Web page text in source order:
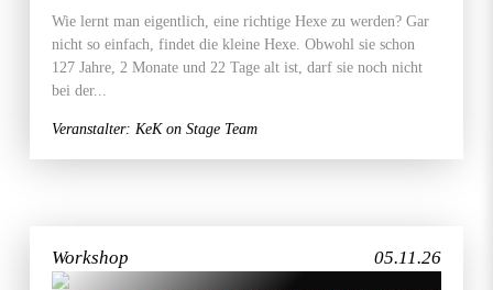
Wie lernt man eigentlich, eine richtige Hexe zu werden? Gar
nicht so einfach, findet die kleine Hexe. Obwohl sie schon
127 Jahre, 2 Monate und 22 Tage alt ist, darf sie noch nicht
bei der...
Veranstalter: KeK on Stage Team
05.11.26
Workshop